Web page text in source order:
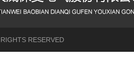
RESERVED